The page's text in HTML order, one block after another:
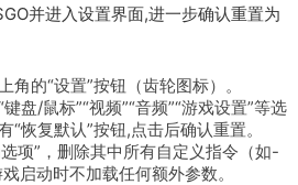
并进入设置界面,进一步确认重置为
的“设置”按钮（齿轮图标）。
盘/鼠标”“视频”“音频”“游戏设置”等选
恢复默认”按钮,点击后确认重置。
项”，删除其中所有自定义指令（如-
启动时不加载任何额外参数。